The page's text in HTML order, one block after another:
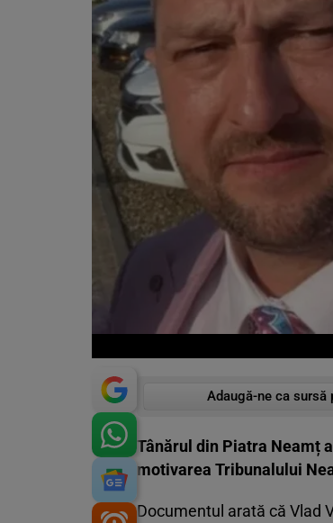
Adaugă-ne ca sursă
Tânărul din Piatra Neamț
motivarea Tribunalului
Documentul arată că Vlad